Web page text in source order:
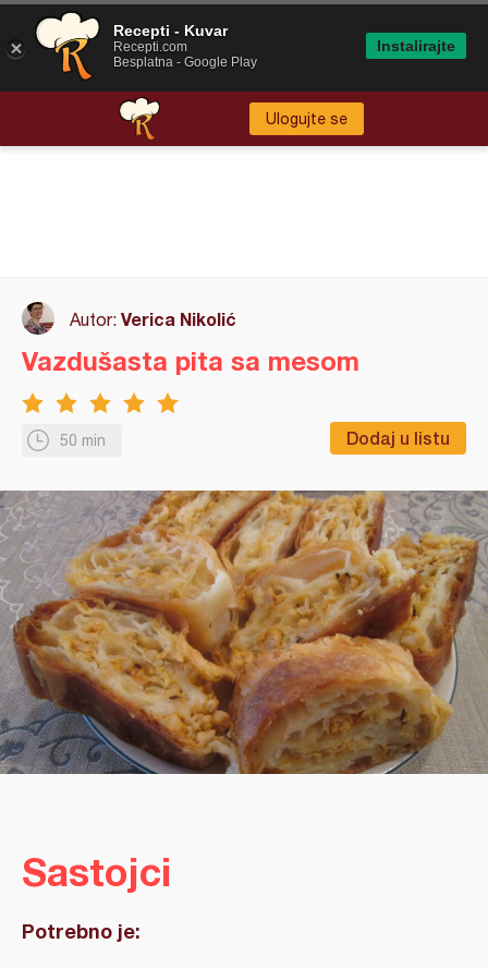
Ulogujte se
Autor: Verica Nikolić
50 min Dodaj u listu
Vazdušasta pita sa mesom
Sastojci
Potrebno je:
Recepti - Kuvar
Recepti.com
Besplatna - Google Play
Instalirajte